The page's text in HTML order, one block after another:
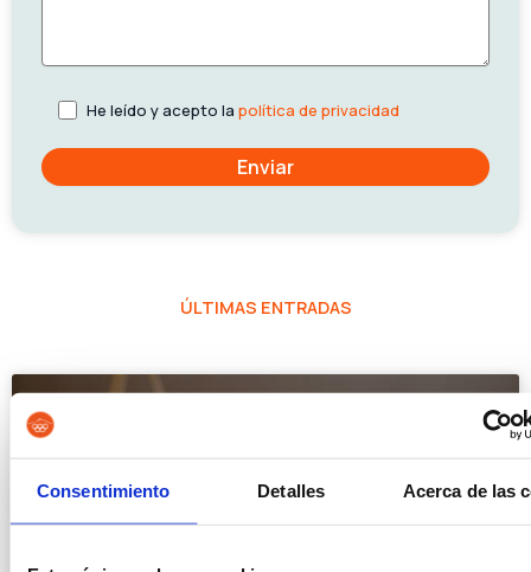
Consentimiento Detalles Acerca de las
He leído y acepto lapolítica de privacidad
ÚLTIMAS ENTRADAS